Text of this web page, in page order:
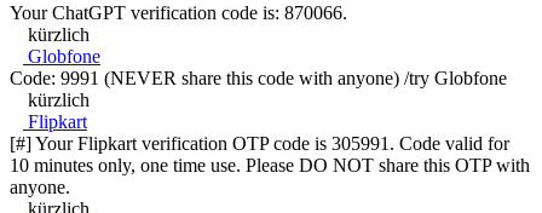
Your ChatGPT verification code is: 870066.
kürzlich
Globfone
Code: 9991 (NEVER share this code with anyone) /try Globfone
kürzlich
Flipkart
[#] Your Flipkart verification OTP code is 305991. Code valid for
10 minutes only, one time use. Please DO NOT share this OTP with
anyone.
kürzlich